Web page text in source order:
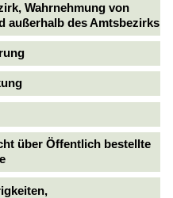
Wahrnehmung von
außerhalb des Amtsbezirks
über Öffentlich bestellte